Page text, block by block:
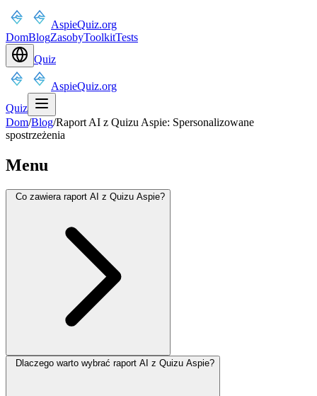
AspieQuiz.org
DomBlogZasobyToolkitTests
Quiz
AspieQuiz.org
Quiz
Dom/Blog/Raport AI z Quizu Aspie: Spersonalizowane
spostrzeżenia
Menu
Co zawiera raport AI z Quizu Aspie?
Dlaczego warto wybrać raport AI z Quizu Aspie?